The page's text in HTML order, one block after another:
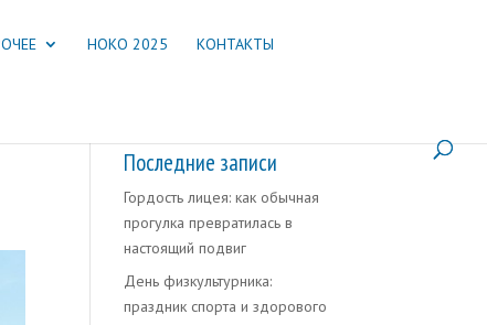
НОКО 2025 КОНТАКТЫ
Последние записи
Гордость лицея: как обычная
прогулка превратилась в
настоящий подвиг
День физкультурника:
праздник спорта и здорового